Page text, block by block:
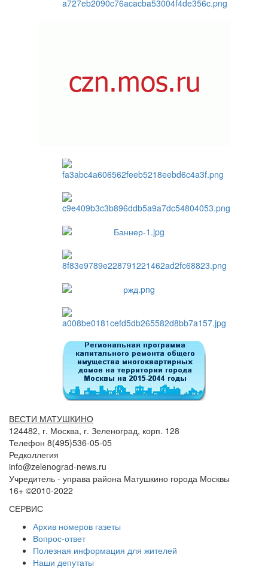
ВЕСТИ МАТУШКИНО
124482, г. Москва, г. Зеленоград, корп. 128
Телефон 8(495)536-05-05
Редколлегия
info@zelenograd-news.ru
Учредитель - управа района Матушкино города Москвы
16+ ©2010-2022
СЕРВИС
Архив номеров газеты
Вопрос-ответ
Полезная информация для жителей
Наши депутаты